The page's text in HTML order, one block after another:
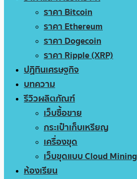
ราคา Bitcoin
ราคา Ethereum
ราคา Dogecoin
ราคา Ripple (XRP)
ปฏิทินเศรษฐกิจ
บทความ
รีวิวผลิตภัณฑ์
เว็บซื้อขาย
กระเป๋าเก็บเหรียญ
เครื่องขุด
เว็บขุดแบบ Cloud Mining
ห้องเรียน